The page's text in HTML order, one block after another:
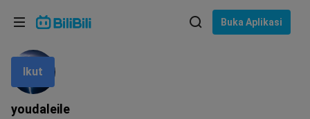
Buka Aplikasi
youdaleile
IkutBahasa: Bahasa Melayu
Pilih bahasa
English
ภาษาไทย